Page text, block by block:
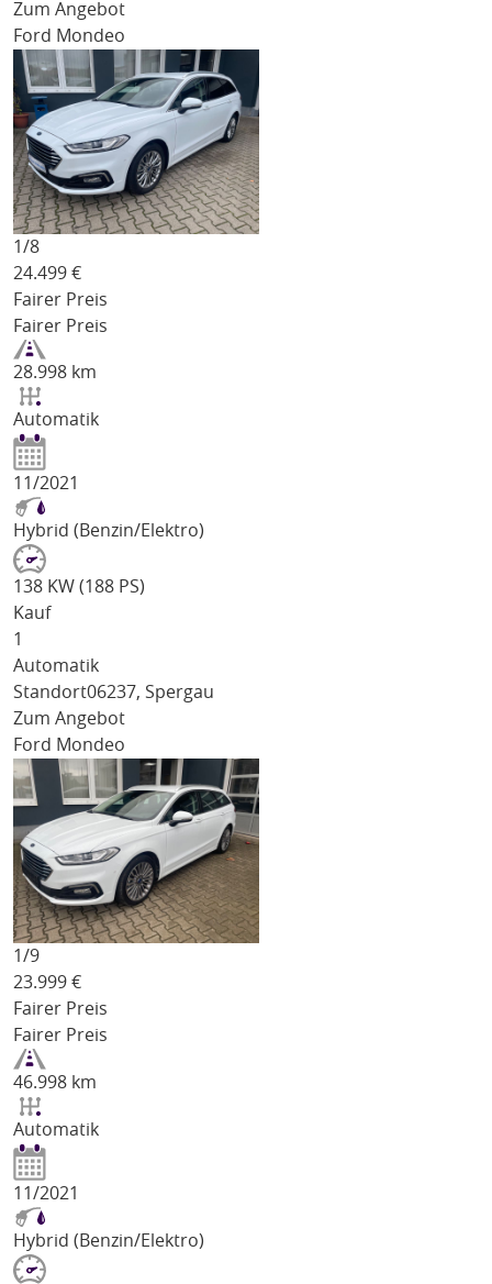
Zum Angebot
Ford Mondeo
1/8
24.499 €
Fairer Preis
Fairer Preis
28.998 km
Automatik
11/2021
Hybrid (Benzin/Elektro)
138 KW (188 PS)
Kauf
1
Automatik
Standort06237, Spergau
Zum Angebot
Ford Mondeo
1/9
23.999 €
Fairer Preis
Fairer Preis
46.998 km
Automatik
11/2021
Hybrid (Benzin/Elektro)